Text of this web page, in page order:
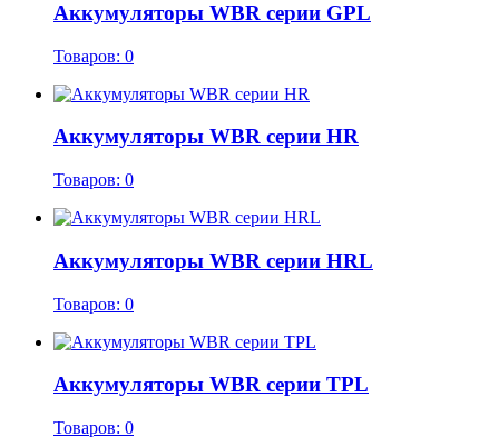
Аккумуляторы WBR серии GPL
Товаров: 0
Аккумуляторы WBR серии HR
Товаров: 0
Аккумуляторы WBR серии HRL
Товаров: 0
Аккумуляторы WBR серии TPL
Товаров: 0